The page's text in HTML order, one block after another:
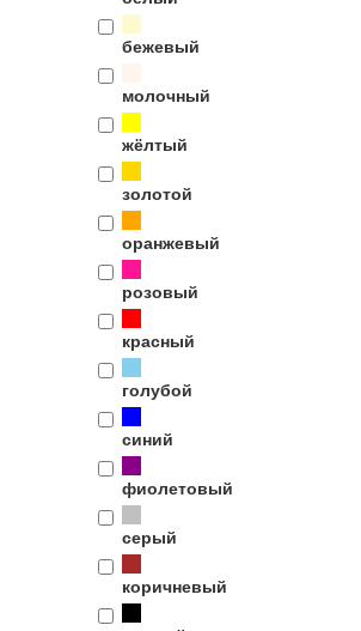
бежевый
молочный
жёлтый
золотой
оранжевый
розовый
красный
голубой
синий
фиолетовый
серый
коричневый